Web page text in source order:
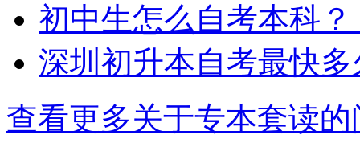
初中生怎么自考本科？
深圳初升本自考最快
查看更多关于专本套读